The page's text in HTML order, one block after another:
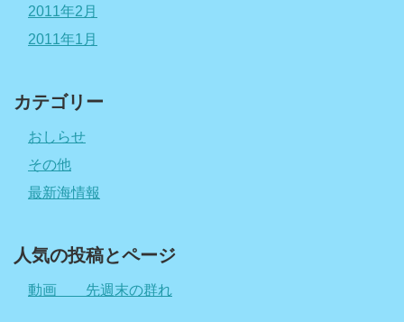
2011年2月
2011年1月
カテゴリー
おしらせ
その他
最新海情報
人気の投稿とページ
動画 先週末の群れ